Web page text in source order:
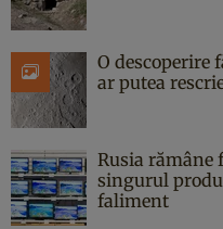
O descoperire
ar putea
Rusia rămâne
singurul
faliment